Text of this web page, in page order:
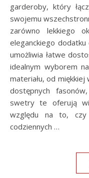
garderoby, który
swojemu
zarówno lekkiego
eleganckiego
umożliwia łatwe
idealnym wyborem
materiału, od miękkiej
dostępnych
swetry te oferują
względu na to,
codziennych …